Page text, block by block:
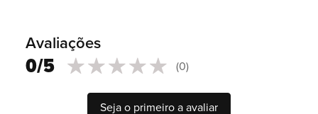
Avaliações
0/5 (0)
Seja o primeiro a avaliar